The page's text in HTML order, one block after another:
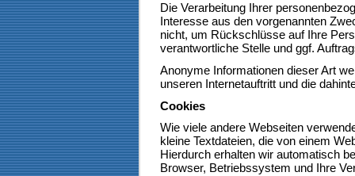
Die Verarbeitung Ihrer
Interesse aus den vorgenannten
nicht, um Rückschlüsse auf Ihre
verantwortliche Stelle und ggf.
Anonyme Informationen dieser Art
unseren Internetauftritt und die
Cookies
Wie viele andere Webseiten
kleine Textdateien, die von einem
Hierdurch erhalten wir automatisch
Browser, Betriebssystem und Ihre